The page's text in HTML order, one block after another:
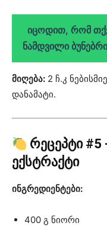
იცოდით, რომ
ნამდვილი
მიღება: 2 ჩ.კ
დანამატი.
რეცეპტი
ექსტრაქტი
ინგრედიენტები:
400 გ ნიორი